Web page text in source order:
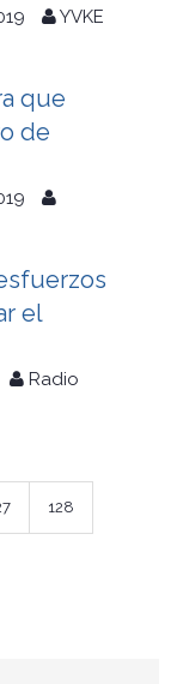
YVKE
que
de
el
Radio
128